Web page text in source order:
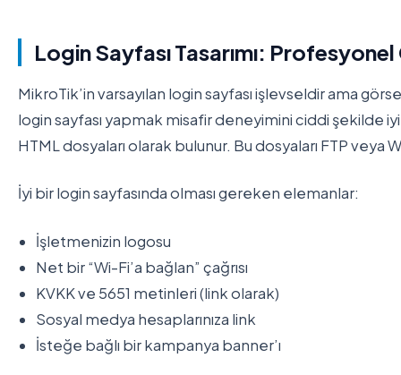
Login Sayfası Tasarımı:
MikroTik’in varsayılan login sayfası işlevseldir ama
login sayfası yapmak misafir deneyimini ciddi şekilde
HTML dosyaları olarak bulunur. Bu dosyaları FTP veya
İyi bir login sayfasında olması gereken elemanlar:
İşletmenizin logosu
Net bir “Wi-Fi’a bağlan” çağrısı
KVKK ve 5651 metinleri (link olarak)
Sosyal medya hesaplarınıza link
İsteğe bağlı bir kampanya banner’ı